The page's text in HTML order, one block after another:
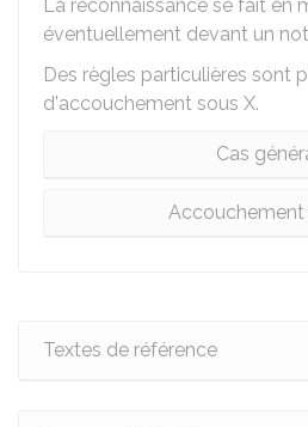
La reconnaissance se fait en
éventuellement devant un
Des règles particulières sont
d'accouchement sous X.
Cas
Accouchement
Textes de référence